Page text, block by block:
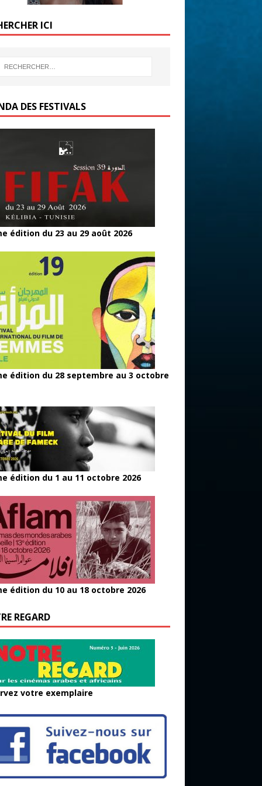
ICI
DES FESTIVALS
édition du 23 au 29 août 2026
édition du 28 septembre au 3 octobre
édition du 1 au 11 octobre 2026
édition du 10 au 18 octobre 2026
REGARD
votre exemplaire